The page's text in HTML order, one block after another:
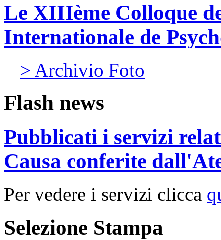
Le XIIIème Colloque
Internationale de
> Archivio Foto
Flash news
Pubblicati i servizi
Causa conferite
Per vedere i servizi clicca
Selezione Stampa